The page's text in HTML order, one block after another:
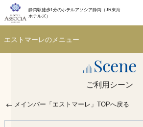
静岡駅徒歩1分のホテルアソシア静岡（JR東海
ホテルズ）
エストマーレのメニュー
Scene
ご利用シーン
メインバー「エストマーレ」TOPへ戻る